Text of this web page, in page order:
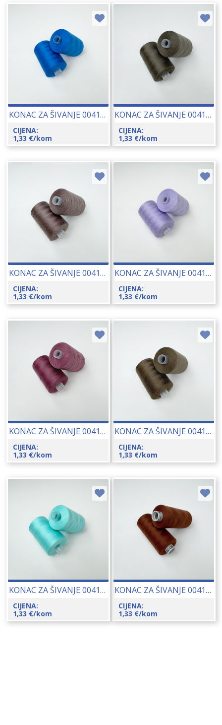
KONAC ZA ŠIVANJE 00415-7402
CIJENA:
1,33 €/kom
KONAC ZA ŠIVANJE 00415-7578
CIJENA:
1,33 €/kom
KONAC ZA ŠIVANJE 00415-7557
CIJENA:
1,33 €/kom
KONAC ZA ŠIVANJE 00415-8089
CIJENA:
1,33 €/kom
KONAC ZA ŠIVANJE 00415-7617
CIJENA:
1,33 €/kom
KONAC ZA ŠIVANJE 00415-8580
CIJENA:
1,33 €/kom
KONAC ZA ŠIVANJE 00415-8136
CIJENA:
1,33 €/kom
KONAC ZA ŠIVANJE 00415-230
CIJENA:
1,33 €/kom